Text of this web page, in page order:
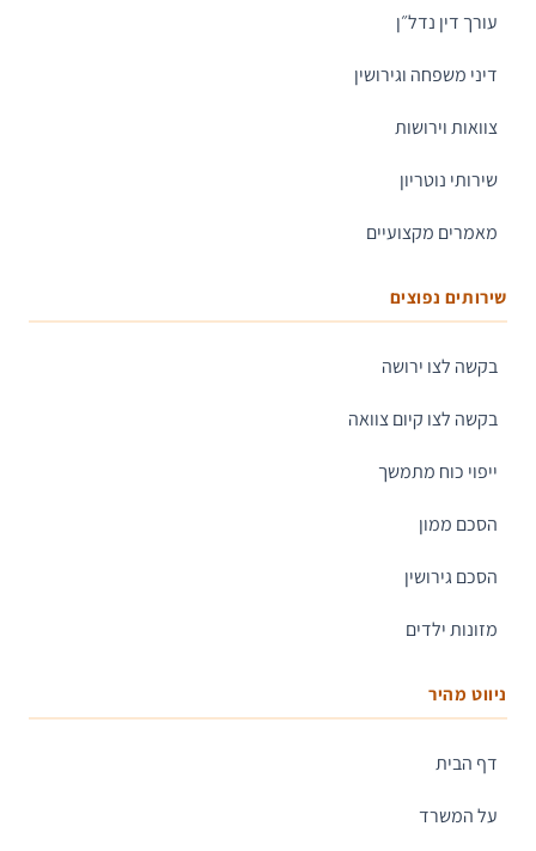
עורך דין נדל״ן
דיני משפחה וגירושין
צוואות וירושות
שירותי נוטריון
מאמרים מקצועיים
שירותים נפוצים
בקשה לצו ירושה
בקשה לצו קיום צוואה
ייפוי כוח מתמשך
הסכם ממון
הסכם גירושין
מזונות ילדים
ניווט מהיר
דף הבית
על המשרד